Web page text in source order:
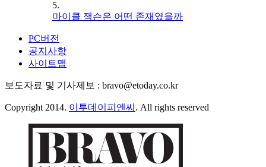
5.
마이클 잭슨은 어떤 존재였을까
PC버전
공지사항
사이트맵
보도자료 및 기사제보 : bravo@etoday.co.kr
Copyright 2014. 이투데이피엔씨 . All rights reserved